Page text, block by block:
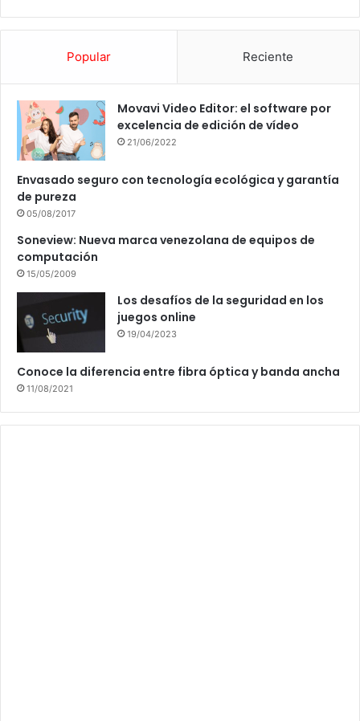
Popular Reciente
Movavi Video Editor: el software por
excelencia de edición de vídeo
21/06/2022
Envasado seguro con tecnología ecológica y garantía
de pureza
05/08/2017
Soneview: Nueva marca venezolana de equipos de
computación
15/05/2009
Los desafíos de la seguridad en los
juegos online
19/04/2023
Conoce la diferencia entre fibra óptica y banda ancha
11/08/2021